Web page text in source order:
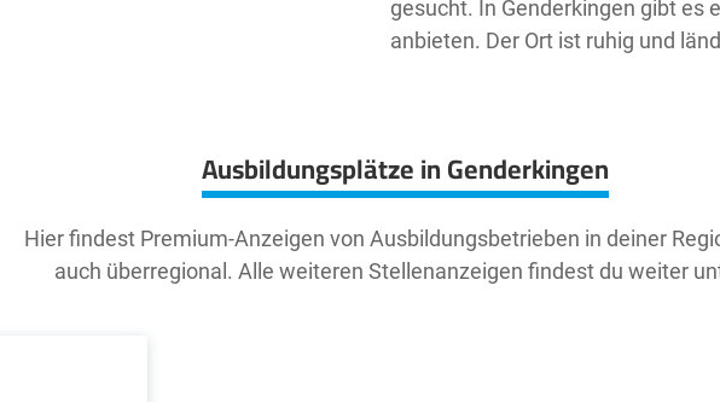
gesucht. In Genderkingen gibt es
anbieten. Der Ort ist ruhig und
Ausbildungsplätze in Genderkingen
Hier findest Premium-Anzeigen von Ausbildungsbetrieben in deiner
auch überregional. Alle weiteren Stellenanzeigen findest du weiter